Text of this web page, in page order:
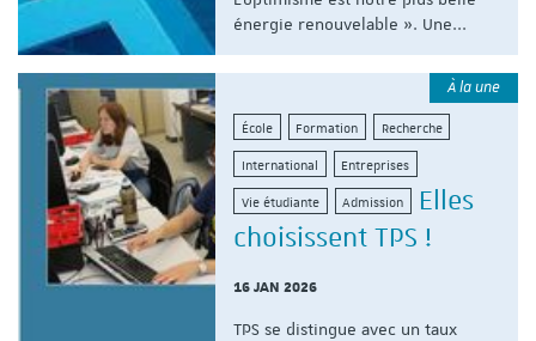
énergie renouvelable ». Une...
À la une
École Formation Recherche
International Entreprises
Vie étudiante Admission
Elles
choisissent TPS !
16 JAN 2026
TPS se distingue avec un taux